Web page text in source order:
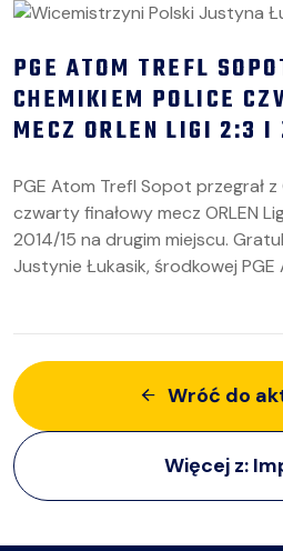
PGE ATOM TREFL
CHEMIKIEM POLICE
MECZ ORLEN LIGI 2:3 I
PGE Atom Trefl Sopot przegrał z
czwarty finałowy mecz ORLEN
2014/15 na drugim miejscu.
Justynie Łukasik, środkowej
Wróć do
Więcej z: